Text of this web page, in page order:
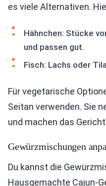
es viele Alternativen.
Hähnchen: Stücke
und passen gut.
Fisch: Lachs oder
Für vegetarische
Seitan verwenden. Sie
und machen das
Gewürzmischungen
Du kannst die
Hausgemachte Cajun-